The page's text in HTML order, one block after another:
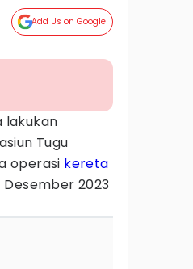
Add Us on Google
lakukan
Tugu
operasi kereta
Desember 2023